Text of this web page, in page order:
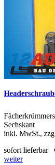
Sechskant
inkl. MwSt.,
sofort lieferbar
weiter